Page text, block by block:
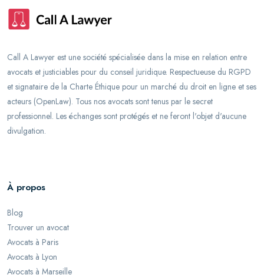
Call A Lawyer est une société spécialisée dans la mise en relation entre
avocats et justiciables pour du conseil juridique. Respectueuse du RGPD
et signataire de la Charte Éthique pour un marché du droit en ligne et ses
acteurs (OpenLaw). Tous nos avocats sont tenus par le secret
professionnel. Les échanges sont protégés et ne feront l'objet d'aucune
divulgation.
À propos
Blog
Trouver un avocat
Avocats à Paris
Avocats à Lyon
Avocats à Marseille